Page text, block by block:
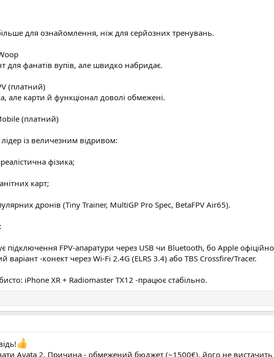
для ознайомлення, ніж для серйозних тренувань.
для фанатів вупів, але швидко набридає.
(платний)
але карти й функціонал доволі обмежені.
(платний)
із величезним відривом:
фізика;
карт;
дронів (Tiny Trainer, MultiGP Pro Spec, BetaFPV Air65).
підключення FPV-апаратури через USB чи Bluetooth, бо Apple
-конект через Wi-Fi 2.4G (ELRS 3.4) або TBS Crossfire/Tracer.
iPhone XR + Radiomaster TX12 -працює стабільно.
Avata 2. Причина - обмежений бюджет (~1500€), його не